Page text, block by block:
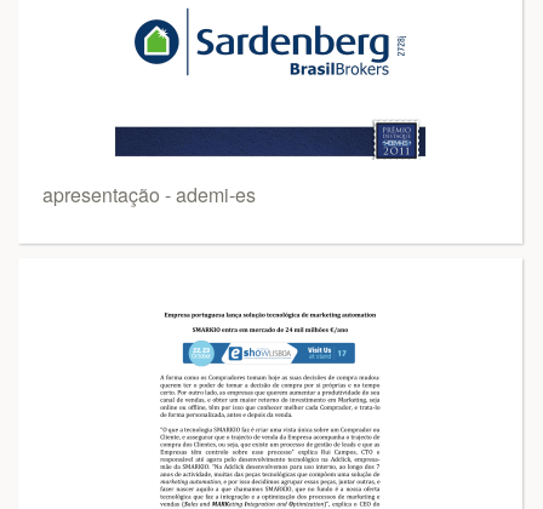
apresentação - ademi-es